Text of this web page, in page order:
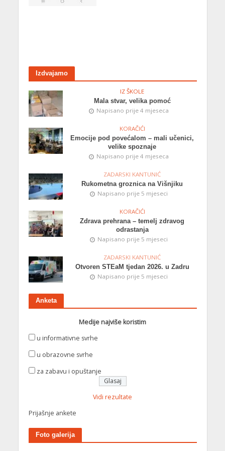
Izdvajamo
IZ ŠKOLE
Mala stvar, velika pomoć
Napisano prije 4 mjeseca
KORAČIĆI
Emocije pod povećalom – mali učenici,
velike spoznaje
Napisano prije 4 mjeseca
ZADARSKI KANTUNIĆ
Rukometna groznica na Višnjiku
Napisano prije 5 mjeseci
KORAČIĆI
Zdrava prehrana – temelj zdravog
odrastanja
Napisano prije 5 mjeseci
ZADARSKI KANTUNIĆ
Otvoren STEaM tjedan 2026. u Zadru
Napisano prije 5 mjeseci
Anketa
Medije najviše koristim
u informativne svrhe
u obrazovne svrhe
za zabavu i opuštanje
Vidi rezultate
Prijašnje ankete
Foto galerija